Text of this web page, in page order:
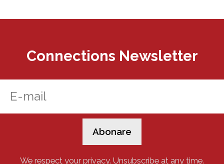
Connections Newsletter
We respect your privacy. Unsubscribe at any time.